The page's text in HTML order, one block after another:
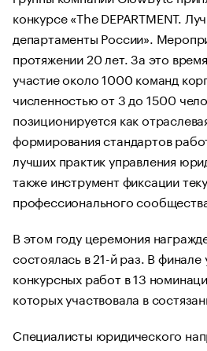
конкурсе «The DEPARTMENT.
департаменты России».
протяжении 20 лет. За это
участие около 1000 команд
численностью от 3 до 1500
позиционируется как
формирования стандартов
лучших практик управления
также инструмент фиксации
профессионального
В этом году церемония
состоялась в 21-й раз. В финале
конкурсных работ в 13
которых участвовала в
Специалисты юридического